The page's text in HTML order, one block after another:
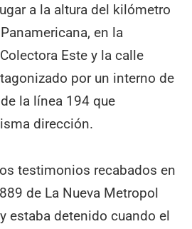
a la altura del kilómetro
en la
Este y la calle
por un interno de
la línea 194 que
dirección.
testimonios recabados en
de La Nueva Metropol
estaba detenido cuando el